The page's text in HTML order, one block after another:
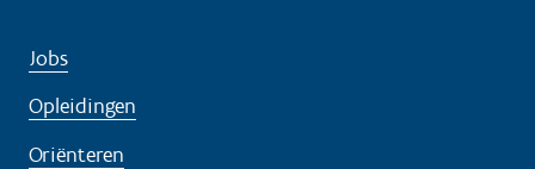
Jobs
Opleidingen
Oriënteren